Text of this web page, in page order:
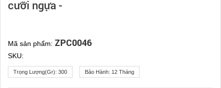
cưỡi ngựa -
Mã sản phẩm: ZPC0046
SKU:
Trọng Lượng(gr): 300 Bảo Hành: 12 Tháng